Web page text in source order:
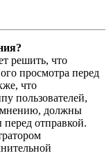
решить, что
просмотра перед
что
пользователей,
мнению, должны
отправкой.